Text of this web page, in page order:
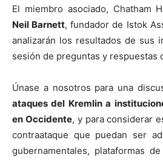
El miembro asociado, Chatham
Neil Barnett, fundador de Istok
analizarán los resultados de sus
sesión de preguntas y respuestas
Únase a nosotros para una
ataques del Kremlin a
en Occidente, y para considerar
contraataque que puedan ser
gubernamentales, plataformas